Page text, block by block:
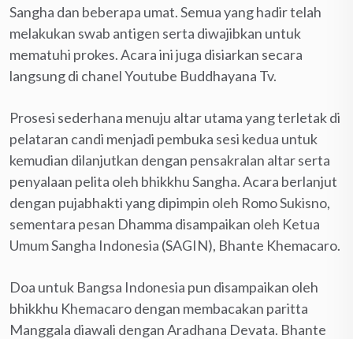
Sangha dan beberapa umat. Semua yang hadir telah
melakukan swab antigen serta diwajibkan untuk
mematuhi prokes. Acara ini juga disiarkan secara
langsung di chanel Youtube Buddhayana Tv.
Prosesi sederhana menuju altar utama yang terletak di
pelataran candi menjadi pembuka sesi kedua untuk
kemudian dilanjutkan dengan pensakralan altar serta
penyalaan pelita oleh bhikkhu Sangha. Acara berlanjut
dengan pujabhakti yang dipimpin oleh Romo Sukisno,
sementara pesan Dhamma disampaikan oleh Ketua
Umum Sangha Indonesia (SAGIN), Bhante Khemacaro.
Doa untuk Bangsa Indonesia pun disampaikan oleh
bhikkhu Khemacaro dengan membacakan paritta
Manggala diawali dengan Aradhana Devata. Bhante